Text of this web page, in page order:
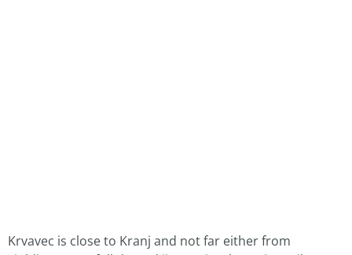
Krvavec is close to Kranj and not far either from